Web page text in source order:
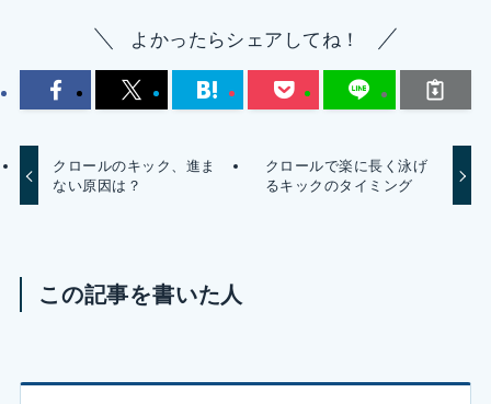
よかったらシェアしてね！
クロールのキック、進ま
ない原因は？
クロールで楽に長く泳げ
るキックのタイミング
この記事を書いた人